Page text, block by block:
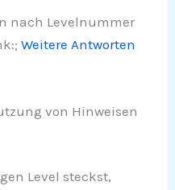
nach Levelnummer
Weitere Antworten
von Hinweisen
Level steckst,